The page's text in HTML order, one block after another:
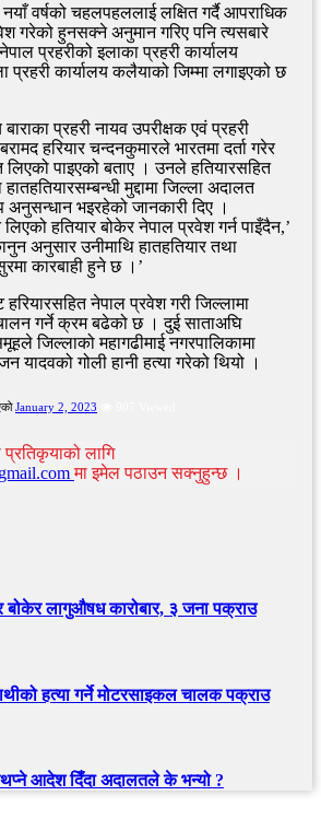
वर्षको चहलपहललाई लक्षित गर्दै आपराधिक
गरेको हुनसक्ने अनुमान गरिए पनि त्यसबारे
प्रहरीको इलाका प्रहरी कार्यालय
प्रहरी कार्यालय कलैयाको जिम्मा लगाइएको छ
प्रहरी नायव उपरीक्षक एवं प्रहरी
हरियार चन्दनकुमारले भारतमा दर्ता गरेर
लिएको पाइएको बताए । उनले हतियारसहित
मुद्दामा जिल्ला अदालत
अनुसन्धान भइरहेको जानकारी दिए ।
हतियार बोकेर नेपाल प्रवेश गर्न पाइँदैन,’
अनुसार उनीमाथि हातहतियार तथा
कारबाही हुने छ ।’
नेपाल प्रवेश गरी जिल्लामा
गर्ने क्रम बढेको छ । दुई साताअघि
जिल्लाको महागढीमाई नगरपालिकामा
यादवको गोली हानी हत्या गरेको थियो ।
January 2, 2023
लागि
मा इमेल पठाउन सक्नुहुन्छ ।
बोकेर लागुऔषध कारोबार, ३ जना पक्राउ
हत्या गर्ने मोटरसाइकल चालक पक्राउ
नथप्ने आदेश दिँदा अदालतले के भन्यो ?